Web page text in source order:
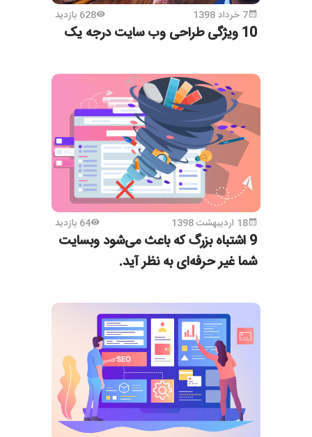
7 خرداد 1398 628 بازدید
10 ویژگی طراحی وب سایت درجه یک
18 اردیبهشت 1398 64 بازدید
9 اشتباه بزرگ که باعث می‌شود وبسایت
شما غیر حرفه‌ای به نظر آید.